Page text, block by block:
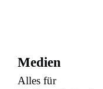
Medien
Alles für